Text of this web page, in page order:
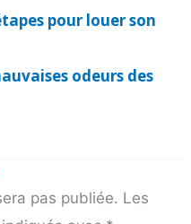
pour louer son
odeurs des
pas publiée. Les